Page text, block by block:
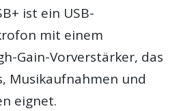
ist ein USB-
mit einem
Gain-Vorverstärker, das
Musikaufnahmen und
eignet.